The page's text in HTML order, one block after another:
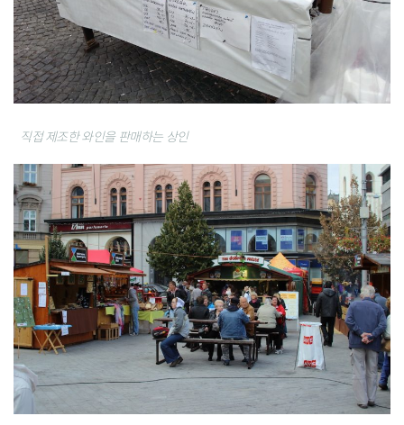
직접 제조한 와인을 판매하는 상인